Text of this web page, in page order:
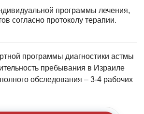
программы лечения,
согласно протоколу терапии.
программы диагностики астмы
пребывания в Израиле
обследования – 3-4 рабочих